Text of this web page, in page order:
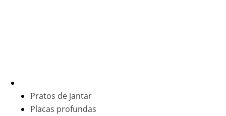
Pratos de jantar
Placas profundas